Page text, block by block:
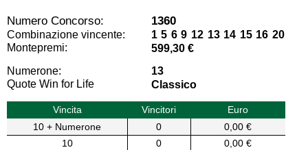
Numero Concorso: 1360
Combinazione vincente:
1 5 6 9 12 13 14 15 16 20
Montepremi:
599,30 €
Numerone:
13
Quote Win for Life
Classico
Vincita Vincitori
Euro
10 + Numerone
0
0,00 €
10
0
0,00 €